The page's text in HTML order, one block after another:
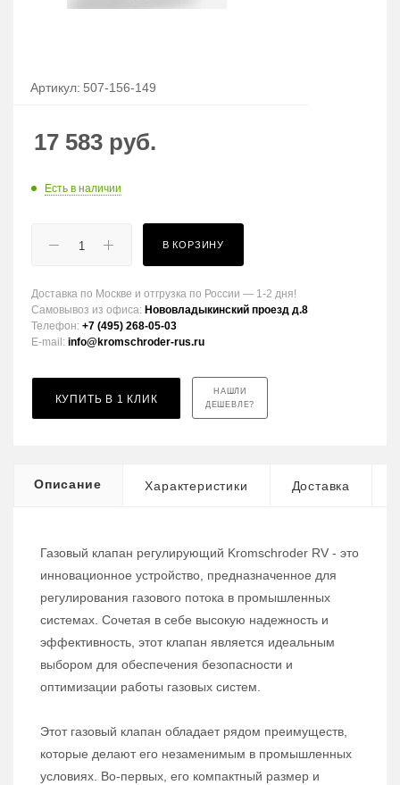
Артикул: 507-156-149
17 583 руб.
Есть в наличии
В КОРЗИНУ
Доставка по Москве и отгрузка по России — 1-2 дня!
Самовывоз из офиса: Нововладыкинский проезд д.8
Телефон: +7 (495) 268-05-03
E-mail: info@kromschroder-rus.ru
КУПИТЬ В 1 КЛИК
НАШЛИ
ДЕШЕВЛЕ?
Описание Характеристики Доставка
Газовый клапан регулирующий Kromschroder RV - это
инновационное устройство, предназначенное для
регулирования газового потока в промышленных
системах. Сочетая в себе высокую надежность и
эффективность, этот клапан является идеальным
выбором для обеспечения безопасности и
оптимизации работы газовых систем.
Этот газовый клапан обладает рядом преимуществ,
которые делают его незаменимым в промышленных
условиях. Во-первых, его компактный размер и